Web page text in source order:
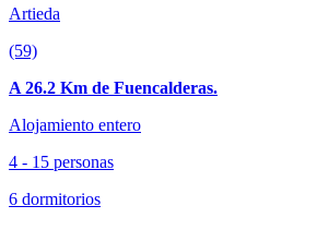
Artieda
(59)
A 26.2 Km de Fuencalderas.
Alojamiento entero
4 - 15 personas
6 dormitorios